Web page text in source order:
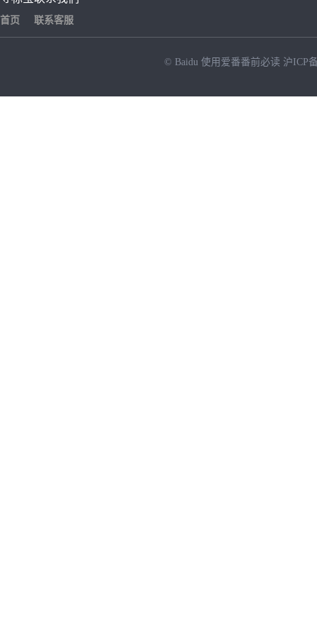
首页 联系客服
© Baidu 使用爱番番前必读 沪ICP